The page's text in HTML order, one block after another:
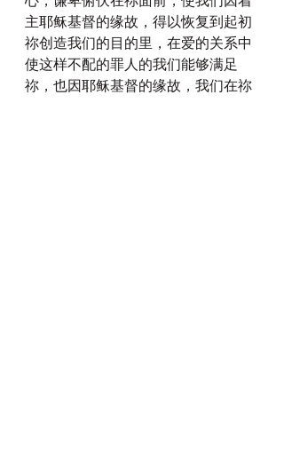
主耶稣基督的缘故，得以恢复到起初
祢创造我们的目的里，在爱的关系中
使这样不配的罪人的我们能够满足
祢，也因耶稣基督的缘故，我们在祢